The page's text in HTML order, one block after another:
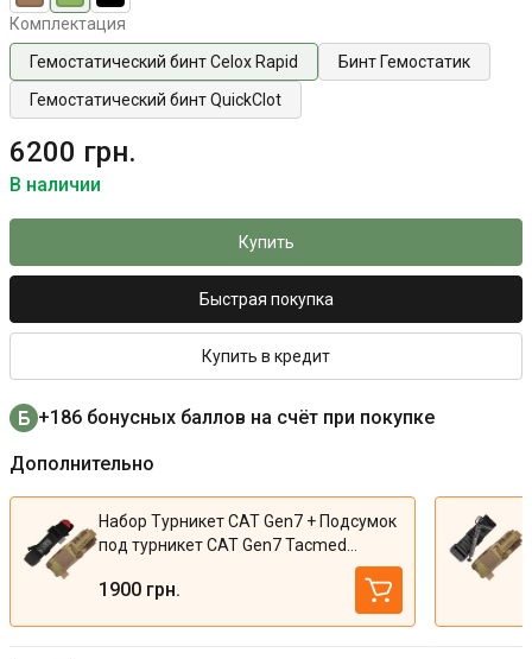
Комплектация
Гемостатический бинт Celox Rapid
Бинт Гемостатик
Гемостатический бинт QuickClot
6200 грн.
В наличии
Купить
Быстрая покупка
Купить в кредит
+186 бонусных баллов на счёт при покупке
Дополнительно
Набор Турникет CAT Gen7 + Подсумок
под турникет CAT Gen7 Tacmed
1900 грн.